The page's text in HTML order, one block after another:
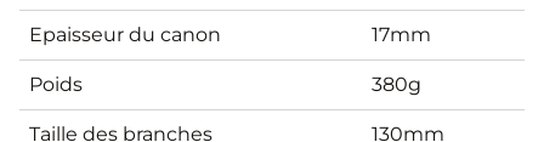
Epaisseur du canon 17mm
Poids 380g
Taille des branches 130mm